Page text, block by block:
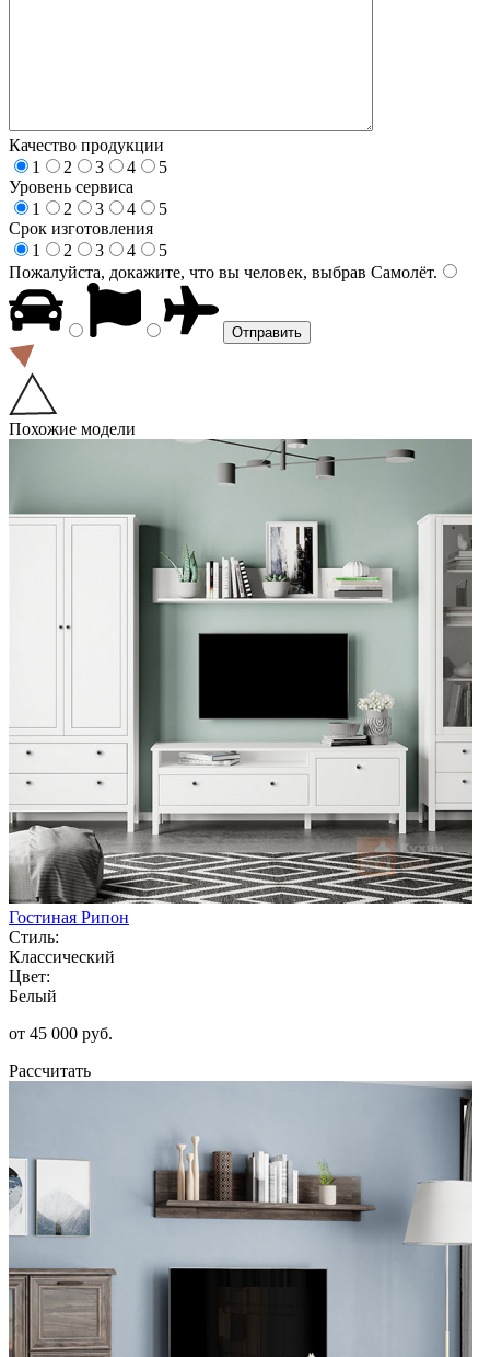
Качество продукции
1
2 3 4
5
Уровень сервиса
1
2 3 4
5
Срок изготовления
1
2 3 4
5
Пожалуйста, докажите, что вы человек, выбрав Самолёт.
Похожие модели
Гостиная Рипон
Стиль:
Классический
Цвет:
Белый
от 45 000 руб.
Рассчитать